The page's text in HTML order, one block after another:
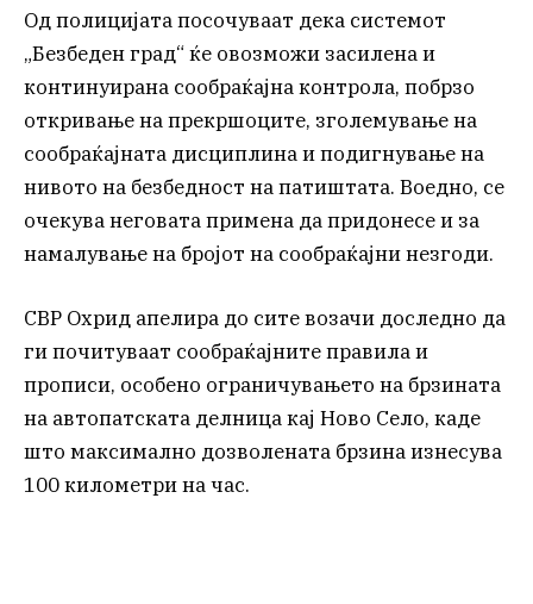
Од полицијата посочуваат дека системот
„Безбеден град“ ќе овозможи засилена и
континуирана сообраќајна контрола, побрзо
откривање на прекршоците, зголемување на
сообраќајната дисциплина и подигнување на
нивото на безбедност на патиштата. Воедно, се
очекува неговата примена да придонесе и за
намалување на бројот на сообраќајни незгоди.
СВР Охрид апелира до сите возачи доследно да
ги почитуваат сообраќајните правила и
прописи, особено ограничувањето на брзината
на автопатската делница кај Ново Село, каде
што максимално дозволената брзина изнесува
100 километри на час.